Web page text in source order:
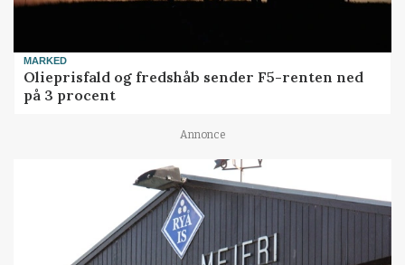
MARKED
Olieprisfald og fredshåb sender F5-renten ned
på 3 procent
Annonce